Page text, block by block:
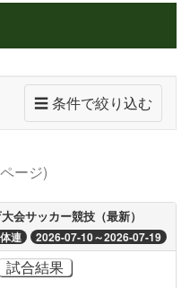
☰ 条件で絞り込む
ージ)
会サッカー競技（最新）
連 2026-07-10～2026-07-19
試合結果